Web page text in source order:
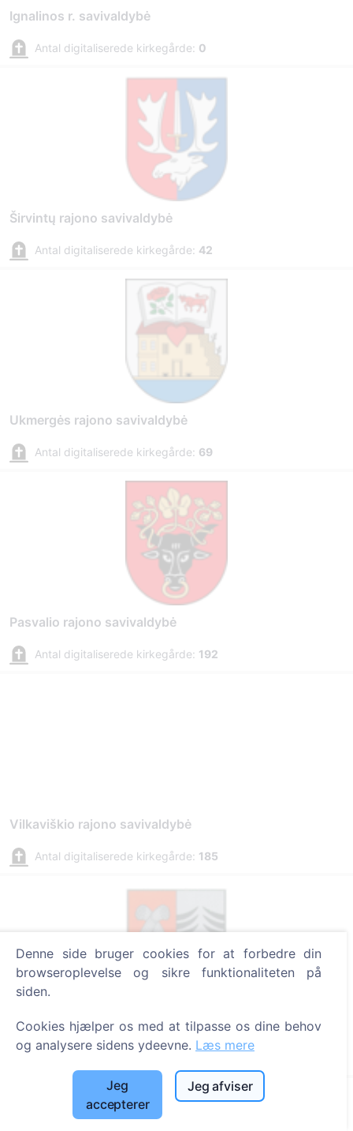
Ignalinos r. savivaldybė
Antal digitaliserede kirkegårde: 0
Širvintų rajono savivaldybė
Antal digitaliserede kirkegårde: 42
Ukmergės rajono savivaldybė
Antal digitaliserede kirkegårde: 69
Pasvalio rajono savivaldybė
Antal digitaliserede kirkegårde: 192
Vilkaviškio rajono savivaldybė
Antal digitaliserede kirkegårde: 185
Šakių rajono savivaldybė
Denne side bruger cookies for at forbedre din
browseroplevelse og sikre funktionaliteten på
siden.
Cookies hjælper os med at tilpasse os dine behov
og analysere sidens ydeevne. Læs mere
Jeg
accepterer
Jeg afviser